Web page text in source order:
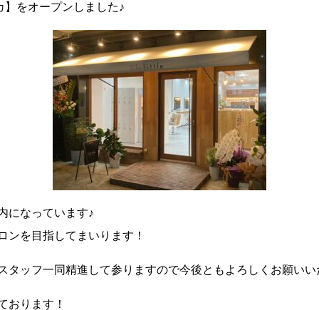
】をオープンしました♪
になっています♪
ンを目指してまいります！
ッフ一同精進して参りますので今後ともよろしくお願いい
おります！